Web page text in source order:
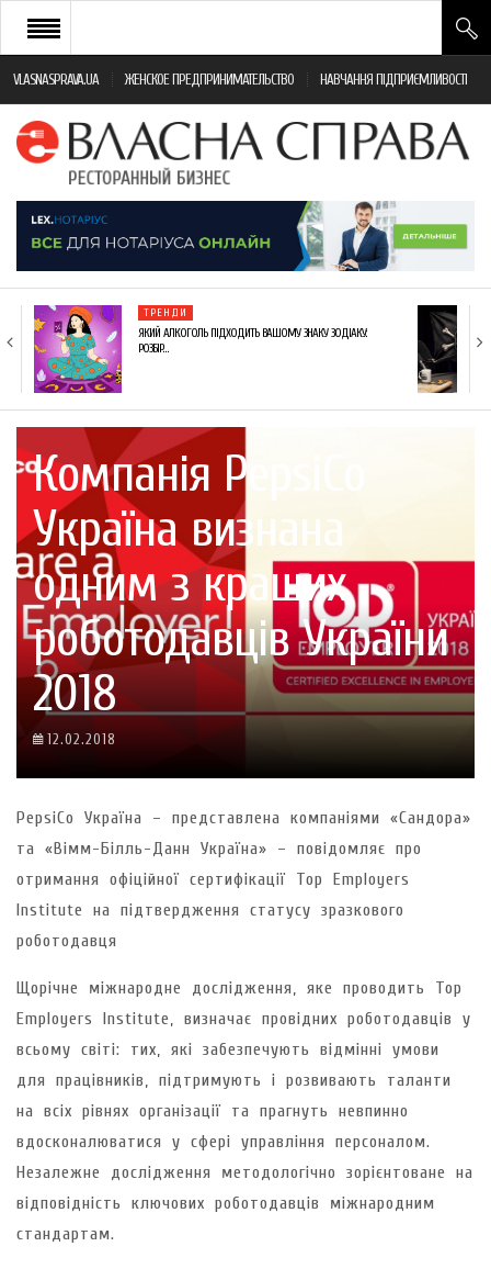
VLASNASPRAVA.UA ЖЕНСКОЕ ПРЕДПРИНИМАТЕЛЬСТВО НАВЧАННЯ ПІДПРИЄМЛИВОСТІ
НОВИНИ РЕСТОРАННОГО БІЗНЕСУ
ЯК ВІДКРИТИ ТА УСПІШНО КЕРУВАТИ
МОНІТОРИНГ ЗАКОНОДАВСТВА
ФРАНЧАЙЗИНГ
КНИГИ
ТРЕНДИ
ЯКИЙ АЛКОГОЛЬ ПІДХОДИТЬ ВАШОМУ ЗНАКУ ЗОДІАКУ:
РОЗБІР…
Компанія PepsiCo
Україна визнана
одним з кращих
роботодавців України
2018
12.02.2018
PepsiCo Україна – представлена компаніями «Сандора»
та «Вімм-Білль-Данн Україна» – повідомляє про
отримання офіційної сертифікації Top Employers
Institute на підтвердження статусу зразкового
роботодавця
Щорічне міжнародне дослідження, яке проводить Top
Employers Institute, визначає провідних роботодавців у
всьому світі: тих, які забезпечують відмінні умови
для працівників, підтримують і розвивають таланти
на всіх рівнях організації та прагнуть невпинно
вдосконалюватися у сфері управління персоналом.
Незалежне дослідження методологічно зорієнтоване на
відповідність ключових роботодавців міжнародним
стандартам.